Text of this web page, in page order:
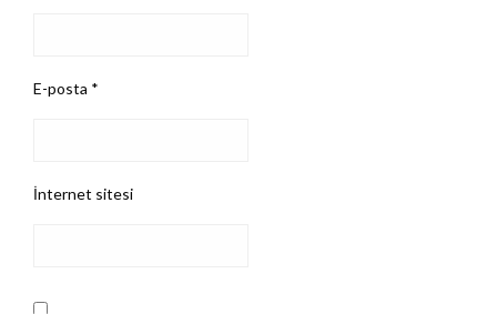
E-posta *
İnternet sitesi